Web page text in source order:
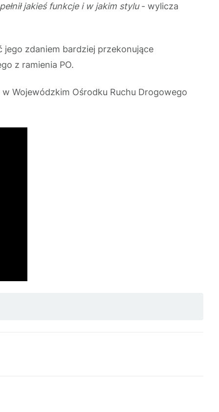
jakieś funkcje i w jakim stylu- wylicza
jego zdaniem bardziej przekonujące
z ramienia PO.
Wojewódzkim Ośrodku Ruchu Drogowego